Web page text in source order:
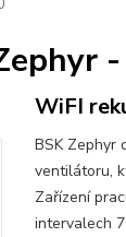
WiFI
BSK Zephyr
ventilátoru,
Zařízení
intervalech